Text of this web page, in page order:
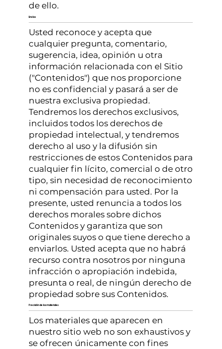
de ello.
Envíos
Usted reconoce y acepta que
cualquier pregunta, comentario,
sugerencia, idea, opinión u otra
información relacionada con el Sitio
("Contenidos") que nos proporcione
no es confidencial y pasará a ser de
nuestra exclusiva propiedad.
Tendremos los derechos exclusivos,
incluidos todos los derechos de
propiedad intelectual, y tendremos
derecho al uso y la difusión sin
restricciones de estos Contenidos para
cualquier fin lícito, comercial o de otro
tipo, sin necesidad de reconocimiento
ni compensación para usted. Por la
presente, usted renuncia a todos los
derechos morales sobre dichos
Contenidos y garantiza que son
originales suyos o que tiene derecho a
enviarlos. Usted acepta que no habrá
recurso contra nosotros por ninguna
infracción o apropiación indebida,
presunta o real, de ningún derecho de
propiedad sobre sus Contenidos.
Precisión de los materiales
Los materiales que aparecen en
nuestro sitio web no son exhaustivos y
se ofrecen únicamente con fines